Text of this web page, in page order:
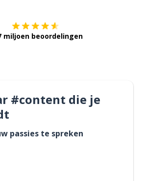
miljoen beoordelingen
#content die je
passies te spreken